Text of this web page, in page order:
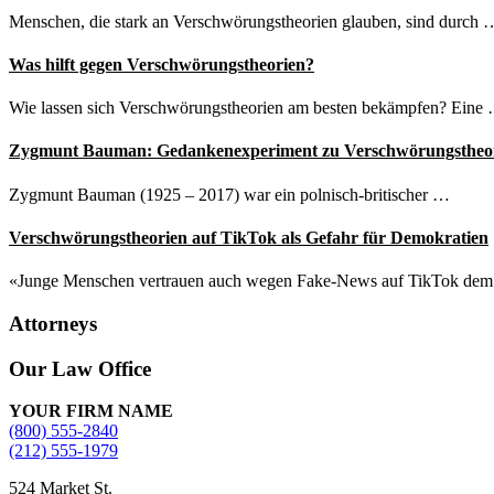
Menschen, die stark an Verschwörungstheorien glauben, sind durch
Was hilft gegen Verschwörungstheorien?
Wie lassen sich Verschwörungstheorien am besten bekämpfen? Eine
Zygmunt Bauman: Gedankenexperiment zu
Zygmunt Bauman (1925 – 2017) war ein polnisch-britischer …
Verschwörungstheorien auf TikTok als Gefahr für Demokratien
«Junge Menschen vertrauen auch wegen Fake-News auf TikTok
Attorneys
Site
Footer
Our Law Office
YOUR FIRM NAME
(800) 555-2840
(212) 555-1979
524 Market St.